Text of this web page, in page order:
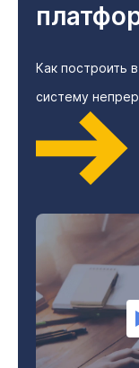
Как построить
систему